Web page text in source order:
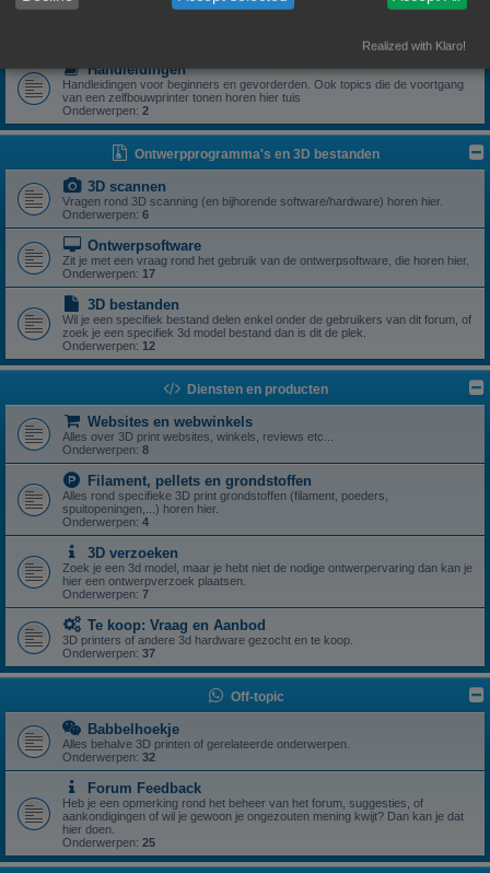
Handleidingen
Handleidingen voor beginners en gevorderden. Ook topics die de voortgang
van een zelfbouwprinter tonen horen hier tuis
Onderwerpen: 2
Ontwerpprogramma's en 3D bestanden
3D scannen
Vragen rond 3D scanning (en bijhorende software/hardware) horen hier.
Onderwerpen: 6
Ontwerpsoftware
Zit je met een vraag rond het gebruik van de ontwerpsoftware, die horen hier.
Onderwerpen: 17
3D bestanden
Wil je een specifiek bestand delen enkel onder de gebruikers van dit forum, of
zoek je een specifiek 3d model bestand dan is dit de plek.
Onderwerpen: 12
Diensten en producten
Websites en webwinkels
Alles over 3D print websites, winkels, reviews etc...
Onderwerpen: 8
Filament, pellets en grondstoffen
Alles rond specifieke 3D print grondstoffen (filament, poeders,
spuitopeningen,...) horen hier.
Onderwerpen: 4
3D verzoeken
Zoek je een 3d model, maar je hebt niet de nodige ontwerpervaring dan kan je
hier een ontwerpverzoek plaatsen.
Onderwerpen: 7
Te koop: Vraag en Aanbod
3D printers of andere 3d hardware gezocht en te koop.
Onderwerpen: 37
Off-topic
Babbelhoekje
Alles behalve 3D printen of gerelateerde onderwerpen.
Onderwerpen: 32
Forum Feedback
Heb je een opmerking rond het beheer van het forum, suggesties, of
aankondigingen of wil je gewoon je ongezouten mening kwijt? Dan kan je dat
hier doen.
Onderwerpen: 25
Realized with Klaro!